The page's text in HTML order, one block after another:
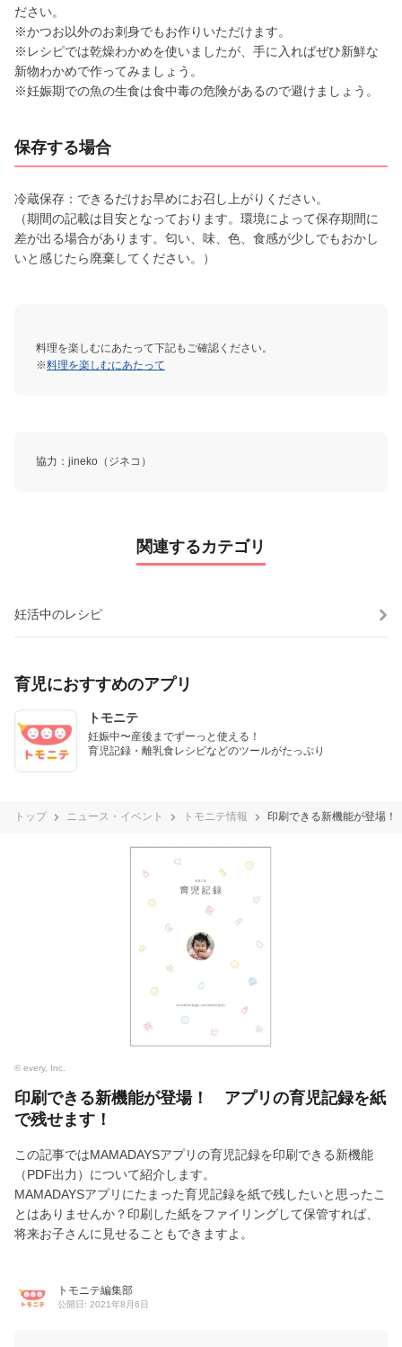
ださい。
※かつお以外のお刺身でもお作りいただけます。
※レシピでは乾燥わかめを使いましたが、手に入ればぜひ新鮮な
新物わかめで作ってみましょう。
※妊娠期での魚の生食は食中毒の危険があるので避けましょう。
保存する場合
冷蔵保存：できるだけお早めにお召し上がりください。
（期間の記載は目安となっております。環境によって保存期間に
差が出る場合があります。匂い、味、色、食感が少しでもおかし
いと感じたら廃棄してください。）
料理を楽しむにあたって下記もご確認ください。
※料理を楽しむにあたって
協力：jineko（ジネコ）
関連するカテゴリ
妊活中のレシピ
育児におすすめのアプリ
トモニテ
妊娠中〜産後までずーっと使える！
育児記録・離乳食レシピなどのツールがたっぷり
トップ ニュース・イベント トモニテ情報 印刷できる新機能が登場
© every, Inc.
印刷できる新機能が登場！ アプリの育児記録を紙
で残せます！
この記事ではMAMADAYSアプリの育児記録を印刷できる新機能
（PDF出力）について紹介します。
MAMADAYSアプリにたまった育児記録を紙で残したいと思ったこ
とはありませんか？印刷した紙をファイリングして保管すれば、
将来お子さんに見せることもできますよ。
トモニテ編集部
公開日: 2021年8月6日